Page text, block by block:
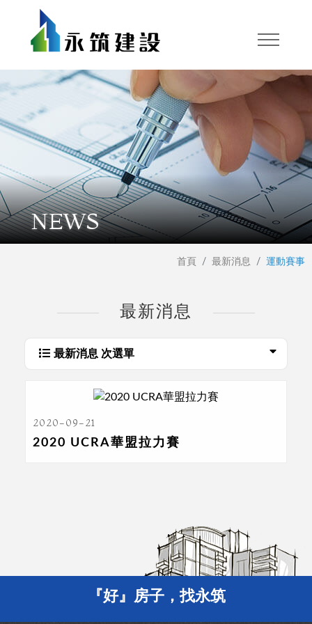
NEWS
首頁 最新消息 運動賽事
最新消息
最新消息 次選單
2020-09-21
2020 UCRA華盟拉力賽
『好』房子，找永筑